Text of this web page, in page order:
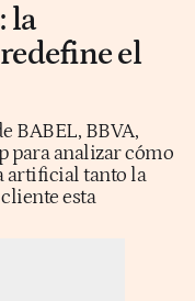
la
el
BABEL, BBVA,
para analizar cómo
artificial tanto la
esta